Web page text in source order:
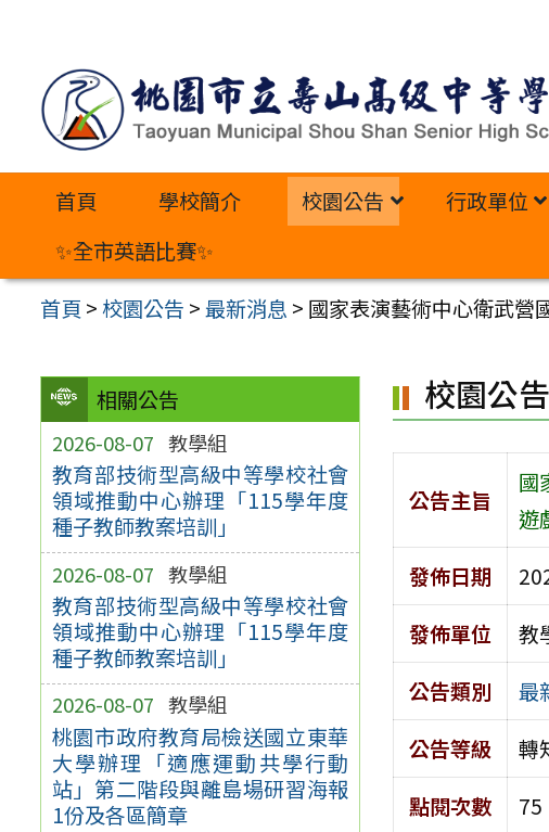
內
首頁 學校簡介 校園公告 行政單位
✨全市英語比賽✨
首頁 >校園公告 >最新消息 > 國家表演藝術中心衛武營
相關公告
2026-08-07 教學組
教育部技術型高級中等學校社會
領域推動中心辦理「115學年度
種子教師教案培訓」
2026-08-07 教學組
教育部技術型高級中等學校社會
領域推動中心辦理「115學年度
種子教師教案培訓」
2026-08-07 教學組
桃園市政府教育局檢送國立東華
大學辦理「適應運動共學行動
站」第二階段與離島場研習海報
1份及各區簡章
校園公告
公告主旨
國
遊
發佈日期
發佈單位
教
公告類別
最
公告等級
轉
點閱次數
75